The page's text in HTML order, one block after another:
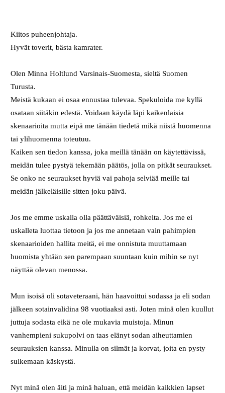
Kiitos puheenjohtaja.
Hyvät toverit, bästa kamrater.
Olen Minna Holtlund Varsinais-Suomesta, sieltä Suomen
Turusta.
Meistä kukaan ei osaa ennustaa tulevaa. Spekuloida me kyllä
osataan siitäkin edestä. Voidaan käydä läpi kaikenlaisia
skenaarioita mutta eipä me tänään tiedetä mikä niistä huomenna
tai ylihuomenna toteutuu.
Kaiken sen tiedon kanssa, joka meillä tänään on käytettävissä,
meidän tulee pystyä tekemään päätös, jolla on pitkät seuraukset.
Se onko ne seuraukset hyviä vai pahoja selviää meille tai
meidän jälkeläisille sitten joku päivä.
Jos me emme uskalla olla päättäväisiä, rohkeita. Jos me ei
uskalleta luottaa tietoon ja jos me annetaan vain pahimpien
skenaarioiden hallita meitä, ei me onnistuta muuttamaan
huomista yhtään sen parempaan suuntaan kuin mihin se nyt
näyttää olevan menossa.
Mun isoisä oli sotaveteraani, hän haavoittui sodassa ja eli sodan
jälkeen sotainvalidina 98 vuotiaaksi asti. Joten minä olen kuullut
juttuja sodasta eikä ne ole mukavia muistoja. Minun
vanhempieni sukupolvi on taas elänyt sodan aiheuttamien
seurauksien kanssa. Minulla on silmät ja korvat, joita en pysty
sulkemaan käskystä.
Nyt minä olen äiti ja minä haluan, että meidän kaikkien lapset